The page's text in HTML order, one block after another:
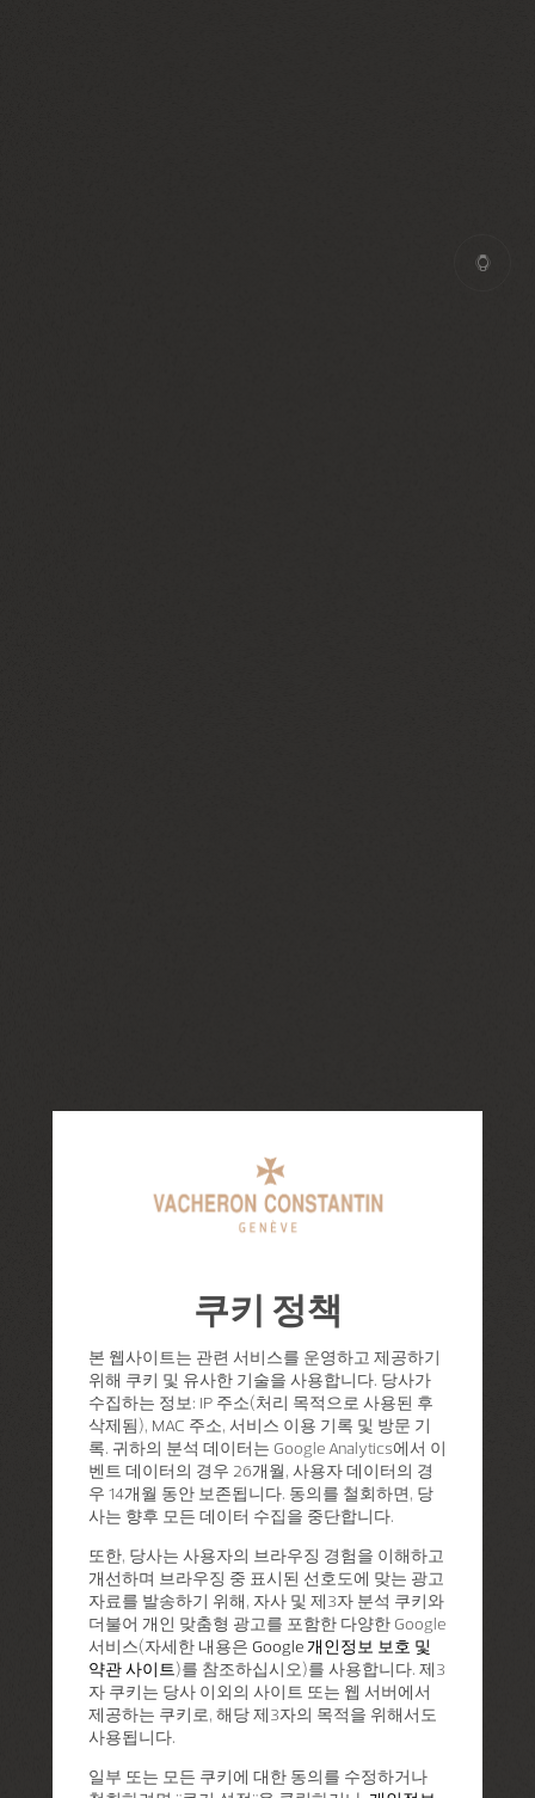
쿠키 정책
본 웹사이트는 관련 서비스를 운영하고 제공하기
위해 쿠키 및 유사한 기술을 사용합니다. 당사가
수집하는 정보: IP 주소(처리 목적으로 사용된 후
삭제됨), MAC 주소, 서비스 이용 기록 및 방문 기
록. 귀하의 분석 데이터는 Google Analytics에서 이
벤트 데이터의 경우 26개월, 사용자 데이터의 경
우 14개월 동안 보존됩니다. 동의를 철회하면, 당
사는 향후 모든 데이터 수집을 중단합니다.
또한, 당사는 사용자의 브라우징 경험을 이해하고
개선하며 브라우징 중 표시된 선호도에 맞는 광고
자료를 발송하기 위해, 자사 및 제3자 분석 쿠키와
더불어 개인 맞춤형 광고를 포함한 다양한 Google
서비스(자세한 내용은 Google 개인정보 보호 및
약관 사이트)를 참조하십시오)를 사용합니다. 제3
자 쿠키는 당사 이외의 사이트 또는 웹 서버에서
제공하는 쿠키로, 해당 제3자의 목적을 위해서도
사용됩니다.
일부 또는 모든 쿠키에 대한 동의를 수정하거나